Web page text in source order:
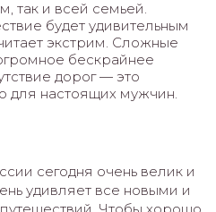
так и всей семьей.
будет удивительным
экстрим. Сложные
бескрайнее
дорог — это
для настоящих мужчин.
сегодня очень велик и
удивляет все новыми и
Чтобы хорошо